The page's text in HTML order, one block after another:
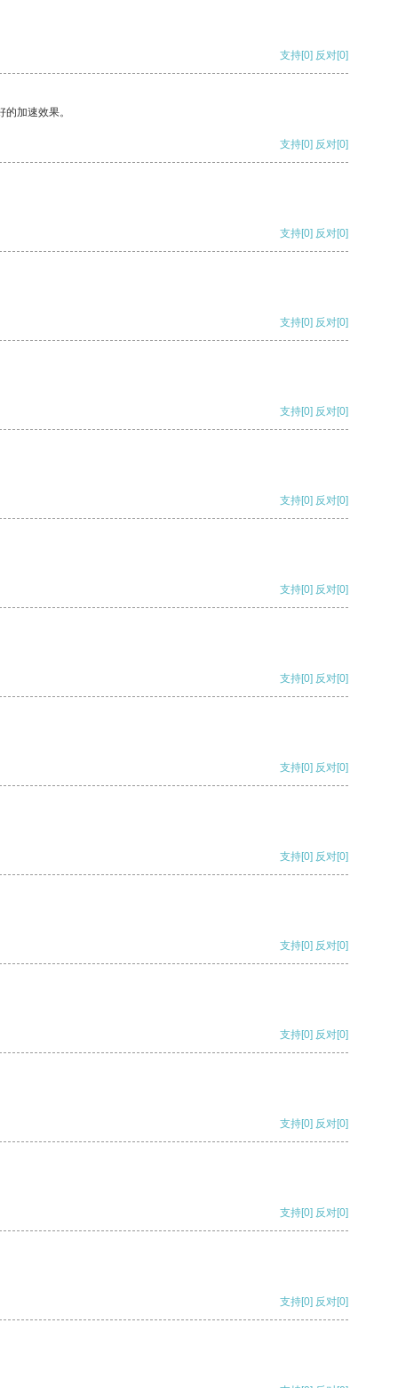
支持[0] 反对[0]
加速效果。
支持[0] 反对[0]
支持[0] 反对[0]
支持[0] 反对[0]
支持[0] 反对[0]
支持[0] 反对[0]
支持[0] 反对[0]
支持[0] 反对[0]
支持[0] 反对[0]
支持[0] 反对[0]
支持[0] 反对[0]
支持[0] 反对[0]
支持[0] 反对[0]
支持[0] 反对[0]
支持[0] 反对[0]